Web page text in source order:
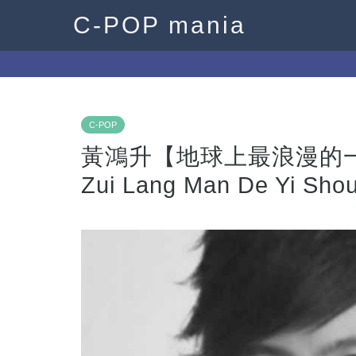
C-POP mania
C-POP
黃鴻升【地球上最浪漫
Zui Lang Man De Yi